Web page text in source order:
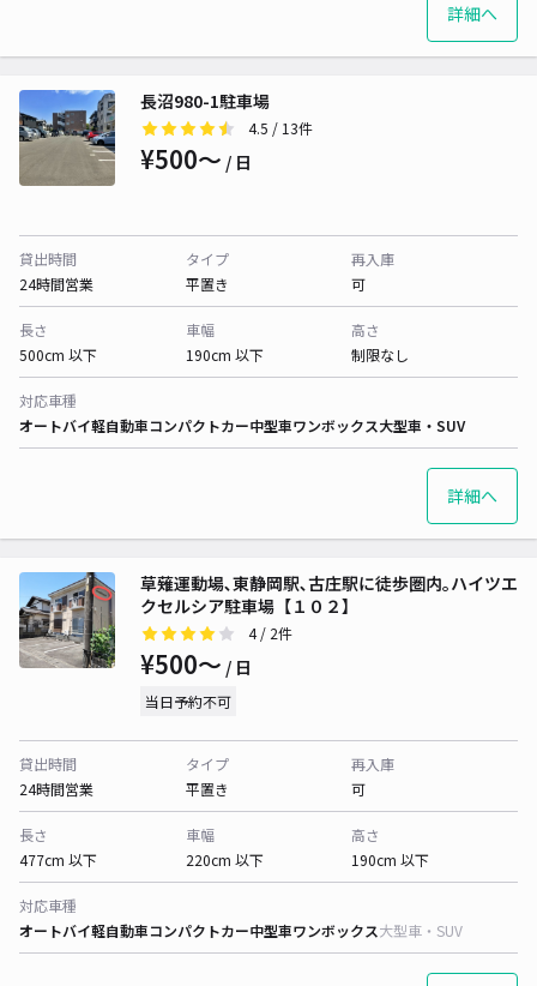
詳細へ
長沼980-1駐車場
4.5 / 13件
¥500〜 / 日
貸出時間
24時間営業
タイプ
平置き
再入庫
可
長さ
500cm 以下
車幅
190cm 以下
高さ
制限なし
対応車種
オートバイ軽自動車コンパクトカー中型車ワンボックス大型車・SUV
詳細へ
草薙運動場､東静岡駅､古庄駅に徒歩圏内｡ハイツエ
クセルシア駐車場【１０２】
4/ 2件
¥500〜 / 日
当日予約不可
貸出時間
24時間営業
タイプ
平置き
再入庫
可
長さ
477cm 以下
車幅
220cm 以下
高さ
190cm 以下
対応車種
オートバイ軽自動車コンパクトカー中型車ワンボックス大型車・SUV